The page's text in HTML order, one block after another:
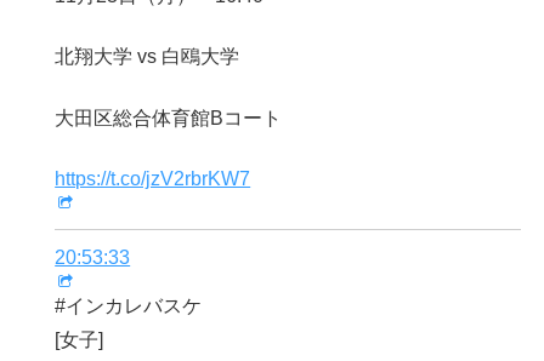
北翔大学 vs 白鴎大学
大田区総合体育館Bコート
https://t.co/jzV2rbrKW7
20:53:33
#インカレバスケ
[女子]